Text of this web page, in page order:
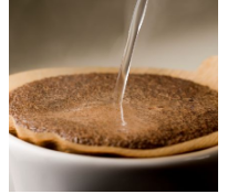
令和6年4月～6月 コーヒーイ
ンストラクター3級講習会 日
程のお知らせ
2024.02.26
EVENT & SEMINAR
イベント
コーヒーセミナー
ニュース